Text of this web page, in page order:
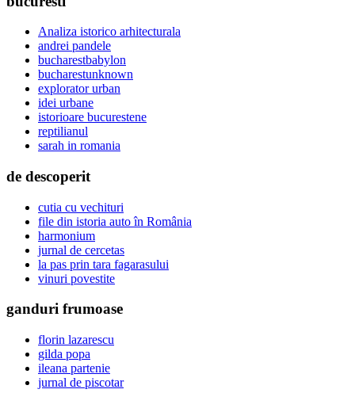
Analiza istorico arhitecturala
andrei pandele
bucharestbabylon
bucharestunknown
explorator urban
idei urbane
istorioare bucurestene
reptilianul
sarah in romania
de descoperit
cutia cu vechituri
file din istoria auto în România
harmonium
jurnal de cercetas
la pas prin tara fagarasului
vinuri povestite
ganduri frumoase
florin lazarescu
gilda popa
ileana partenie
jurnal de piscotar